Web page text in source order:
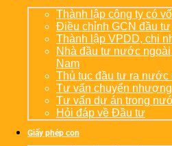
Thành lập công ty có
Điều chỉnh GCN đầu tư
Thành lập VPDD, chi
Nhà đầu tư nước
Nam
Thủ tục đầu tư ra nước
Tư vấn chuyển
Tư vấn dự án trong
Hỏi đáp về Đầu tư
Giấy phép con